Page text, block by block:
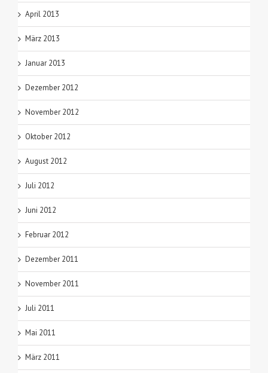
April 2013
März 2013
Januar 2013
Dezember 2012
November 2012
Oktober 2012
August 2012
Juli 2012
Juni 2012
Februar 2012
Dezember 2011
November 2011
Juli 2011
Mai 2011
März 2011